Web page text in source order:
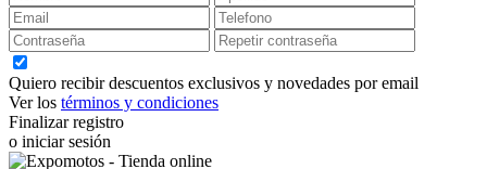
Quiero recibir descuentos exclusivos y novedades por email
Ver los términos y condiciones
Finalizar registro
o iniciar sesión